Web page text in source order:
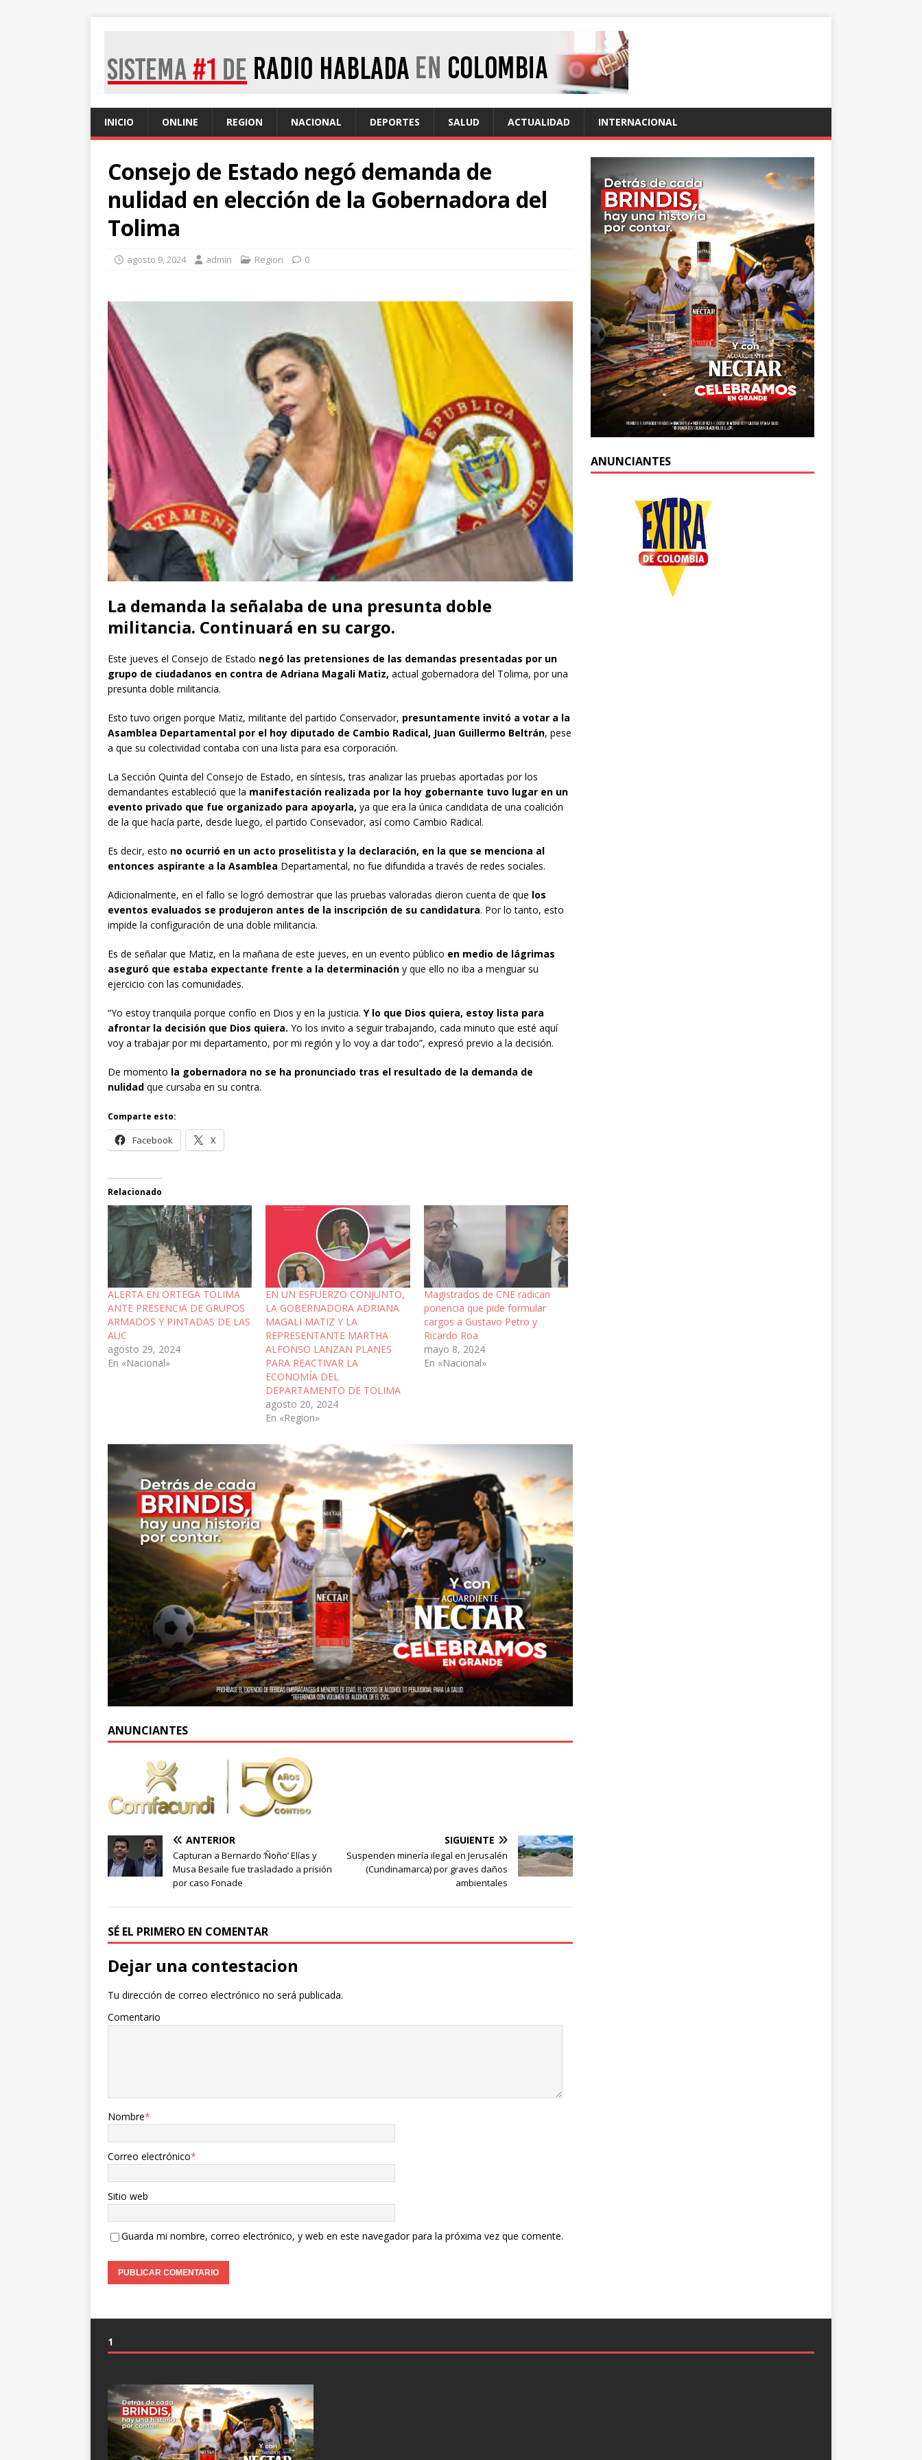
INICIO ONLINE REGION NACIONAL DEPORTES SALUD ACTUALIDAD INTERNACIONAL
Consejo de Estado negó demanda de
nulidad en elección de la Gobernadora del
Tolima
agosto 9, 2024 admin Region 0
La demanda la señalaba de una presunta doble
militancia. Continuará en su cargo.
Este jueves el Consejo de Estado negó las pretensiones de las demandas presentadas por un
grupo de ciudadanos en contra de Adriana Magali Matiz, actual gobernadora del Tolima, por una
presunta doble militancia.
Esto tuvo origen porque Matiz, militante del partido Conservador, presuntamente invitó a votar a la
Asamblea Departamental por el hoy diputado de Cambio Radical, Juan Guillermo Beltrán, pese
a que su colectividad contaba con una lista para esa corporación.
La Sección Quinta del Consejo de Estado, en síntesis, tras analizar las pruebas aportadas por los
demandantes estableció que la manifestación realizada por la hoy gobernante tuvo lugar en un
evento privado que fue organizado para apoyarla, ya que era la única candidata de una coalición
de la que hacía parte, desde luego, el partido Consevador, así como Cambio Radical.
Es decir, esto no ocurrió en un acto proselitista y la declaración, en la que se menciona al
entonces aspirante a la Asamblea Departamental, no fue difundida a través de redes sociales.
Adicionalmente, en el fallo se logró demostrar que las pruebas valoradas dieron cuenta de que los
eventos evaluados se produjeron antes de la inscripción de su candidatura. Por lo tanto, esto
impide la configuración de una doble militancia.
Es de señalar que Matiz, en la mañana de este jueves, en un evento público en medio de lágrimas
aseguró que estaba expectante frente a la determinación y que ello no iba a menguar su
ejercicio con las comunidades.
“Yo estoy tranquila porque confío en Dios y en la justicia. Y lo que Dios quiera, estoy lista para
afrontar la decisión que Dios quiera. Yo los invito a seguir trabajando, cada minuto que esté aquí
voy a trabajar por mi departamento, por mi región y lo voy a dar todo”, expresó previo a la decisión.
De momento la gobernadora no se ha pronunciado tras el resultado de la demanda de
nulidad que cursaba en su contra.
Comparte esto:
Facebook X
Relacionado
ALERTA EN ORTEGA TOLIMA
ANTE PRESENCIA DE GRUPOS
ARMADOS Y PINTADAS DE LAS
AUC
agosto 29, 2024
En «Nacional»
EN UN ESFUERZO CONJUNTO,
LA GOBERNADORA ADRIANA
MAGALI MATIZ Y LA
REPRESENTANTE MARTHA
ALFONSO LANZAN PLANES
PARA REACTIVAR LA
ECONOMÍA DEL
DEPARTAMENTO DE TOLIMA
agosto 20, 2024
En «Region»
Magistrados de CNE radican
ponencia que pide formular
cargos a Gustavo Petro y
Ricardo Roa
mayo 8, 2024
En «Nacional»
ANUNCIANTES
ANTERIOR
Capturan a Bernardo ‘Ñoño’ Elías y
Musa Besaile fue trasladado a prisión
por caso Fonade
SIGUIENTE
Suspenden minería ilegal en Jerusalén
(Cundinamarca) por graves daños
ambientales
SÉ EL PRIMERO EN COMENTAR
Dejar una contestacion
Tu dirección de correo electrónico no será publicada.
Comentario
Nombre*
Correo electrónico*
Sitio web
Guarda mi nombre, correo electrónico, y web en este navegador para la próxima vez que comente.
ANUNCIANTES
1